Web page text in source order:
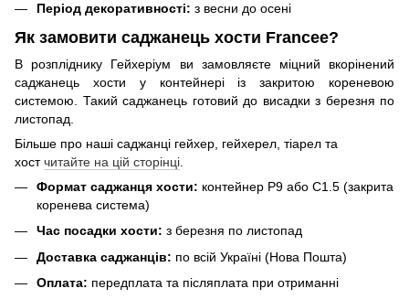
Період декоративності: з весни до осені
Як замовити саджанець хости Francee?
В розпліднику Гейхеріум ви замовляєте міцний вкорінений
саджанець хости у контейнері із закритою кореневою
системою. Такий саджанець готовий до висадки з березня по
листопад.
Більше про наші саджанці гейхер, гейхерел, тіарел та
хостчитайте на цій сторінці
Формат саджанця хости: контейнер P9 або C1.5 (закрита
коренева система)
Час посадки хости: з березня по листопад
Доставка саджанців: по всій Україні (Нова Пошта)
Оплата: передплата та післяплата при отриманні